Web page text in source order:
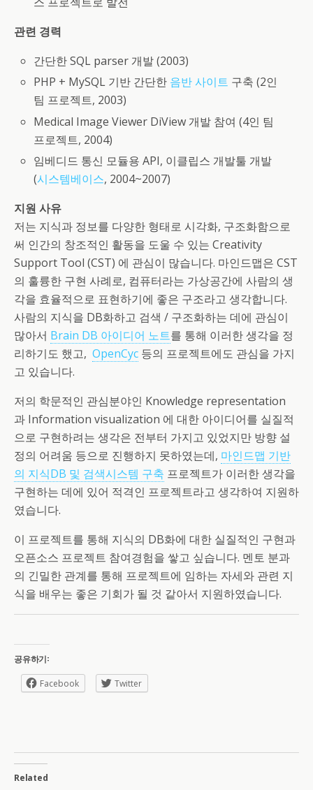
관련 경력
간단한 SQL parser 개발 (2003)
PHP + MySQL 기반 간단한 음반 사이트 구축 (2인
팀 프로젝트, 2003)
Medical Image Viewer DiView 개발 참여 (4인 팀
프로젝트, 2004)
임베디드 통신 모듈용 API, 이클립스 개발툴 개발
(시스템베이스, 2004~2007)
지원 사유
저는 지식과 정보를 다양한 형태로 시각화, 구조화함으로
써 인간의 창조적인 활동을 도울 수 있는 Creativity
Support Tool (CST) 에 관심이 많습니다. 마인드맵은 CST
의 훌륭한 구현 사례로, 컴퓨터라는 가상공간에 사람의 생
각을 효율적으로 표현하기에 좋은 구조라고 생각합니다.
사람의 지식을 DB화하고 검색 / 구조화하는 데에 관심이
많아서 Brain DB 아이디어 노트를 통해 이러한 생각을 정
리하기도 했고, OpenCyc 등의 프로젝트에도 관심을 가지
고 있습니다.
저의 학문적인 관심분야인 Knowledge representation
과 Information visualization 에 대한 아이디어를 실질적
으로 구현하려는 생각은 전부터 가지고 있었지만 방향 설
정의 어려움 등으로 진행하지 못하였는데, 마인드맵 기반
의 지식DB 및 검색시스템 구축 프로젝트가 이러한 생각을
구현하는 데에 있어 적격인 프로젝트라고 생각하여 지원하
였습니다.
이 프로젝트를 통해 지식의 DB화에 대한 실질적인 구현과
오픈소스 프로젝트 참여경험을 쌓고 싶습니다. 멘토 분과
의 긴밀한 관계를 통해 프로젝트에 임하는 자세와 관련 지
식을 배우는 좋은 기회가 될 것 같아서 지원하였습니다.
공유하기:
Facebook Twitter
Related